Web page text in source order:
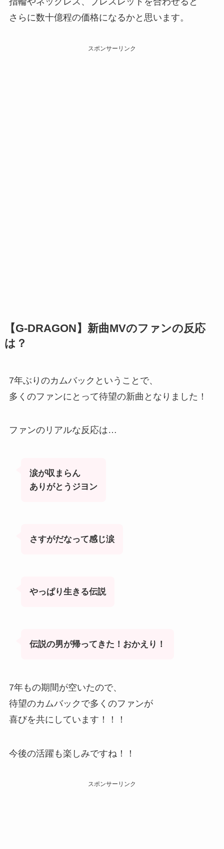
さらに数十億程の価格になるかと思います。
スポンサーリンク
【G-DRAGON 】新曲MVのファンの反応
は？
7年ぶりのカムバックということで、
多くのファンにとって待望の新曲となりました！
ファンのリアルな反応は…
涙が収まらん
ありがとうジヨン
さすがだなって感じ涙
やっぱり生きる伝説
伝説の男が帰ってきた！おかえり！
7年もの期間が空いたので、
待望のカムバックで多くのファンが
喜びを共にしています！！！
今後の活躍も楽しみですね！！
スポンサーリンク